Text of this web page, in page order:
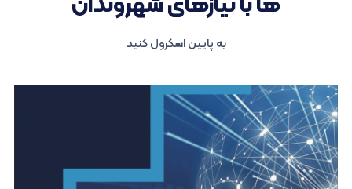
به پایین اسکرول کنید